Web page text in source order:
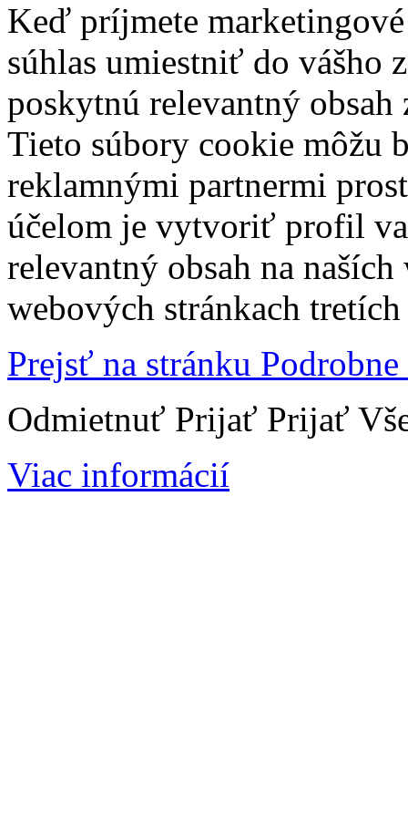
Keď príjmete
súhlas umiestniť do vášho
poskytnú relevantný
Tieto súbory cookie môžu
reklamnými partnermi
účelom je vytvoriť profil
relevantný obsah na
webových stránkach tretích
Prejsť na stránku
Odmietnuť Prijať Prijať
Viac informácií